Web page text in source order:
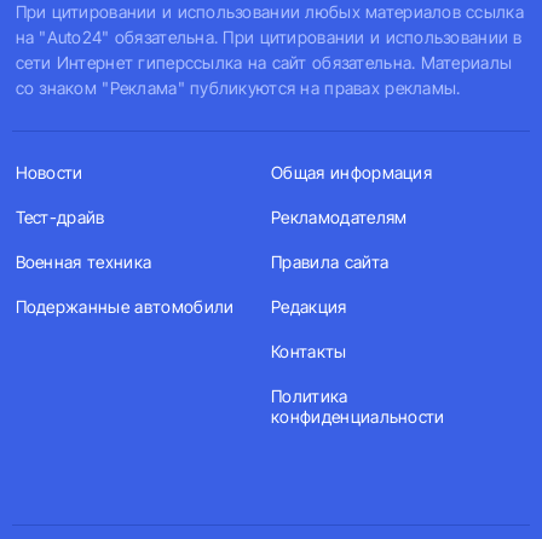
При цитировании и использовании любых материалов ссылка
на "Auto24" обязательна. При цитировании и использовании в
сети Интернет гиперссылка на сайт обязательна. Материалы
со знаком "Реклама" публикуются на правах рекламы.
Новости
Тест-драйв
Военная техника
Подержанные автомобили
Общая информация
Рекламодателям
Правила сайта
Редакция
Контакты
Политика
конфиденциальности